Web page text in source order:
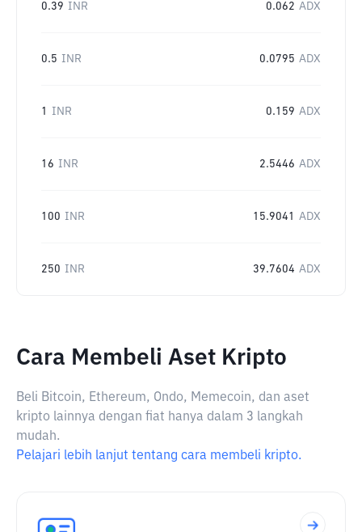
0.39 INR 0.062 ADX
0.5 INR 0.0795 ADX
1 INR 0.159 ADX
16 INR 2.5446 ADX
100 INR 15.9041 ADX
250 INR 39.7604 ADX
Cara Membeli Aset Kripto
Beli Bitcoin, Ethereum, Ondo, Memecoin, dan aset
kripto lainnya dengan fiat hanya dalam 3 langkah
mudah.
Pelajari lebih lanjut tentang cara membeli kripto.